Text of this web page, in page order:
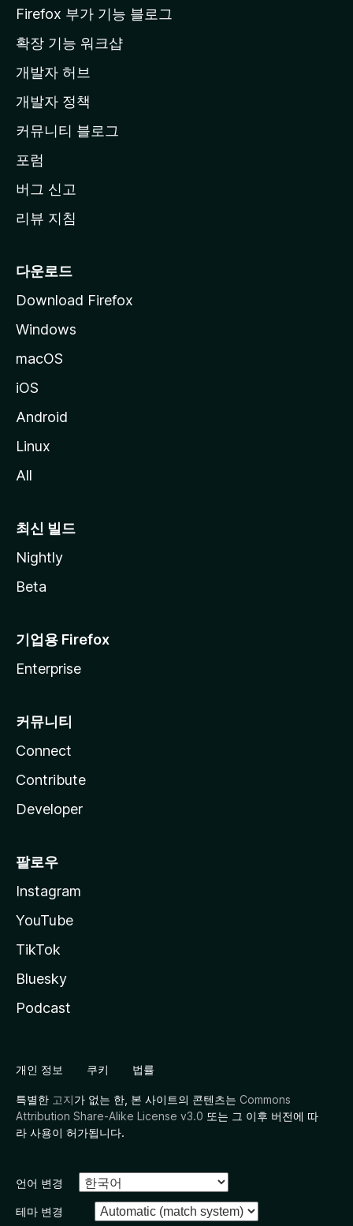
a
페
이
지
이
동
Firefox 부가 기능 블로그
확장 기능 워크샵
개발자 허브
개발자 정책
커뮤니티 블로그
포럼
버그 신고
리뷰 지침
다운로드
Download Firefox
Windows
macOS
iOS
Android
Linux
All
최신 빌드
Nightly
Beta
기업용 Firefox
Enterprise
커뮤니티
Connect
Contribute
Developer
팔로우
Instagram
YouTube
TikTok
Bluesky
Podcast
개인 정보 쿠키 법률
특별한 고지가 없는 한, 본 사이트의 콘텐츠는 Commons
Attribution Share-Alike License v3.0 또는 그 이후 버전에 따
라 사용이 허가됩니다.
언어 변경
테마 변경